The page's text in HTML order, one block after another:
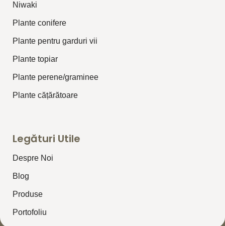
⁠Niwaki
Plante conifere
Plante pentru garduri vii
Plante topiar
Plante perene/graminee
Plante cățărătoare
Legături Utile
Despre Noi
Blog
Produse
Portofoliu